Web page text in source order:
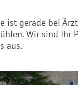
ist gerade bei
Wir sind Ihr
aus.